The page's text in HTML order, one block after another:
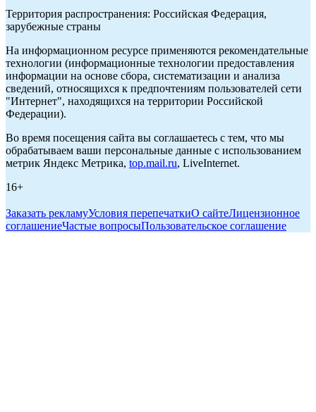
Территория распространения: Российская Федерация,
зарубежные страны
На информационном ресурсе применяются рекомендательные
технологии (информационные технологии предоставления
информации на основе сбора, систематизации и анализа
сведений, относящихся к предпочтениям пользователей сети
"Интернет", находящихся на территории Российской
Федерации).
Во время посещения сайта вы соглашаетесь с тем, что мы
обрабатываем ваши персональные данные с использованием
метрик Яндекс Метрика, top.mail.ru, LiveInternet.
16+
Заказать рекламуУсловия перепечаткиО сайтеЛицензионное
соглашениеЧастые вопросыПользовательское соглашение